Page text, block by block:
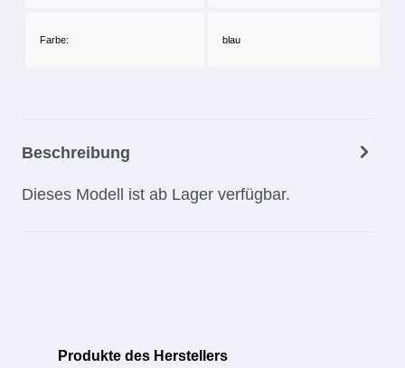
Farbe: blau
Beschreibung
Dieses Modell ist ab Lager verfügbar.
Produktgalerie überspringen
Produkte des Herstellers